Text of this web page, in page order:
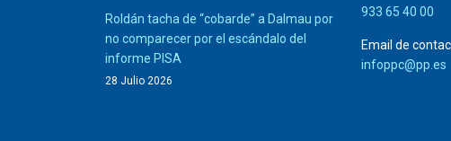
Roldán tacha de “cobarde” a Dalmau por
no comparecer por el escándalo del
informe PISA
28 Julio 2026
933 65 40 00
Email de
infoppc@pp.es